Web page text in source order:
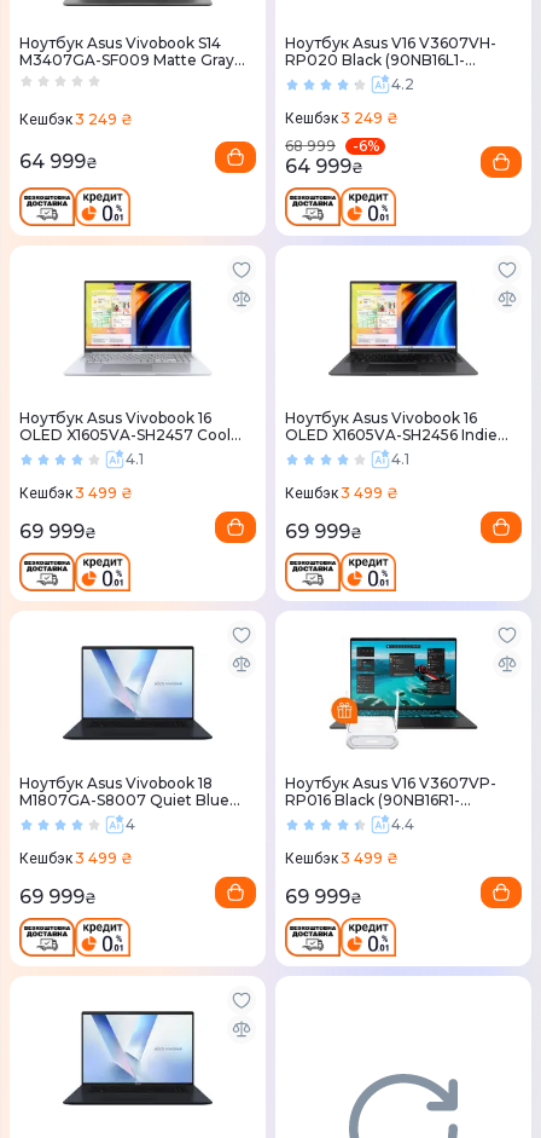
Ноутбук Asus Vivobook S14
M3407GA-SF009 Matte Gray
(90NB17L1-M00090)
Кешбэк3 249 ₴
64 999₴
Ноутбук Asus V16 V3607VH-
RP020 Black (90NB16L1-
M001L0)
4.2
Кешбэк3 249 ₴
68 999
-6%
64 999₴
Ноутбук Asus Vivobook 16
OLED X1605VA-SH2457 Cool
Silver (90NB13W2-M00CU0)
4.1
Кешбэк3 499 ₴
69 999₴
Ноутбук Asus Vivobook 16
OLED X1605VA-SH2456 Indie
Black (90NB13W3-M00CT0)
4.1
Кешбэк3 499 ₴
69 999₴
Ноутбук Asus Vivobook 18
M1807GA-S8007 Quiet Blue
(90NB17Y1-M00080)
4
Кешбэк3 499 ₴
69 999₴
Ноутбук Asus V16 V3607VP-
RP016 Black (90NB16R1-
M000Z0)
4.4
Кешбэк3 499 ₴
69 999₴